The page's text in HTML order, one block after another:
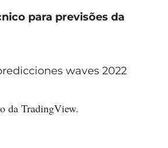
para previsões da
da TradingView.